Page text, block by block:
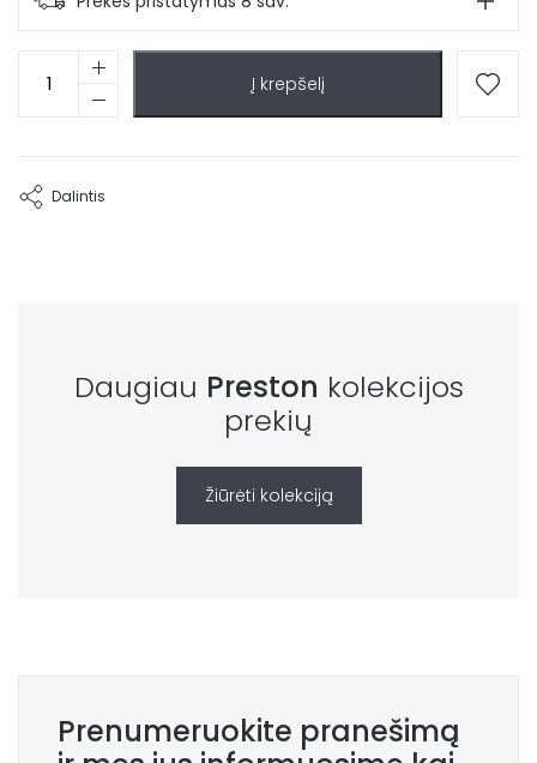
produkto
kiekis:
stalas
Į krepšelį
Dalintis
Daugiau Preston kolekcijos
prekių
Žiūrėti kolekciją
Prenumeruokite pranešimą